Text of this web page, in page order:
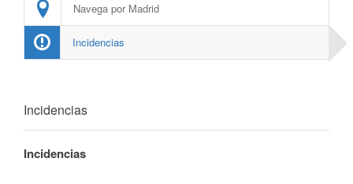
Navega por Madrid
Incidencias
Incidencias
Incidencias